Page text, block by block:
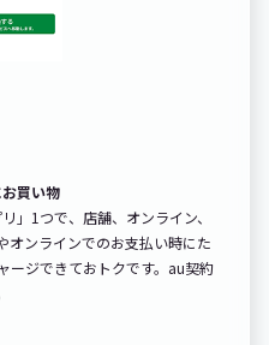
買い物
」1つで、店舗、オンライン、
オンラインでのお支払い時にた
ージできておトクです。au契約